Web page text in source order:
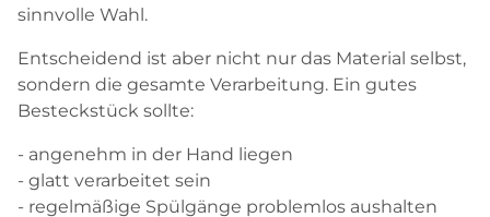
sinnvolle Wahl.
Entscheidend ist aber nicht nur das Material selbst,
sondern die gesamte Verarbeitung. Ein gutes
Besteckstück sollte:
- angenehm in der Hand liegen
- glatt verarbeitet sein
- regelmäßige Spülgänge problemlos aushalten